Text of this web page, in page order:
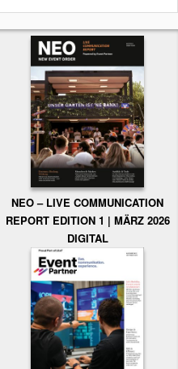
NEO – LIVE COMMUNICATION
REPORT EDITION 1 | MÄRZ 2026
DIGITAL